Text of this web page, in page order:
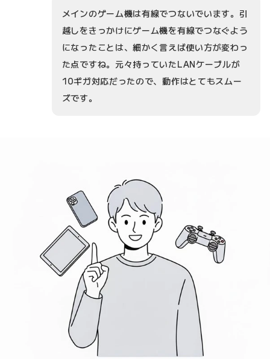
メインのゲーム機は有線でつないでいます。引
越しをきっかけにゲーム機を有線でつなぐよう
になったことは、細かく言えば使い方が変わっ
た点ですね。元々持っていたLANケーブルが
10ギガ対応だったので、動作はとてもスムー
ズです。